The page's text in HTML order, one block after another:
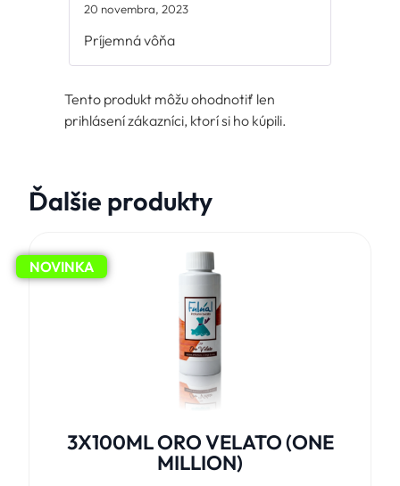
20 novembra, 2023
Príjemná vôňa
Tento produkt môžu ohodnotiť len
prihlásení zákazníci, ktorí si ho kúpili.
Ďalšie produkty
NOVINKA
3X100ML ORO VELATO (ONE
MILLION)